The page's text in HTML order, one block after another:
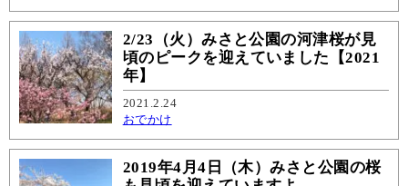
2/23（火）みさと公園の河津桜が見
頃のピークを迎えていました【2021
年】
2021.2.24
おでかけ
2019年4月4日（木）みさと公園の桜